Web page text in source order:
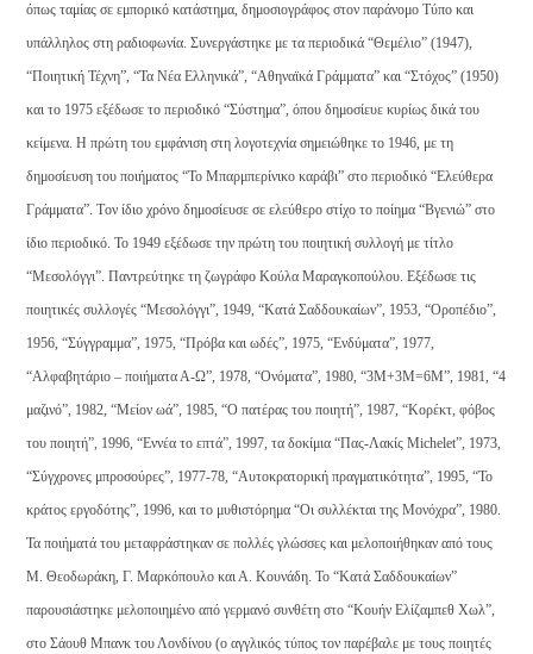
όπως ταμίας σε εμπορικό κατάστημα, δημοσιογράφος στον παράνομο Τύπο και
υπάλληλος στη ραδιοφωνία. Συνεργάστηκε με τα περιοδικά “Θεμέλιο” (1947),
“Ποιητική Τέχνη”, “Τα Νέα Ελληνικά”, “Αθηναϊκά Γράμματα” και “Στόχος” (1950)
και το 1975 εξέδωσε το περιοδικό “Σύστημα”, όπου δημοσίευε κυρίως δικά του
κείμενα. Η πρώτη του εμφάνιση στη λογοτεχνία σημειώθηκε το 1946, με τη
δημοσίευση του ποιήματος “Το Μπαρμπερίνικο καράβι” στο περιοδικό “Ελεύθερα
Γράμματα”. Tον ίδιο χρόνο δημοσίευσε σε ελεύθερο στίχο το ποίημα “Βγενιώ” στο
ίδιο περιοδικό. Το 1949 εξέδωσε την πρώτη του ποιητική συλλογή με τίτλο
“Μεσολόγγι”. Παντρεύτηκε τη ζωγράφο Κούλα Μαραγκοπούλου. Εξέδωσε τις
ποιητικές συλλογές “Μεσολόγγι”, 1949, “Κατά Σαδδουκαίων”, 1953, “Οροπέδιο”,
1956, “Σύγγραμμα”, 1975, “Πρόβα και ωδές”, 1975, “Ενδύματα”, 1977,
“Αλφαβητάριο – ποιήματα Α-Ω”, 1978, “Ονόματα”, 1980, “3Μ+3Μ=6Μ”, 1981, “4
μαζινό”, 1982, “Μείον ωά”, 1985, “Ο πατέρας του ποιητή”, 1987, “Κορέκτ, φόβος
του ποιητή”, 1996, “Εννέα το επτά”, 1997, τα δοκίμια “Πας-Λακίς Michelet”, 1973,
“Σύγχρονες μπροσούρες”, 1977-78, “Αυτοκρατορική πραγματικότητα”, 1995, “Το
κράτος εργοδότης”, 1996, και το μυθιστόρημα “Οι συλλέκται της Μονόχρα”, 1980.
Τα ποιήματά του μεταφράστηκαν σε πολλές γλώσσες και μελοποιήθηκαν από τους
Μ. Θεοδωράκη, Γ. Μαρκόπουλο και Α. Κουνάδη. Το “Κατά Σαδδουκαίων”
παρουσιάστηκε μελοποιημένο από γερμανό συνθέτη στο “Κουήν Ελίζαμπεθ Χωλ”,
στο Σάουθ Μπανκ του Λονδίνου (ο αγγλικός τύπος τον παρέβαλε με τους ποιητές